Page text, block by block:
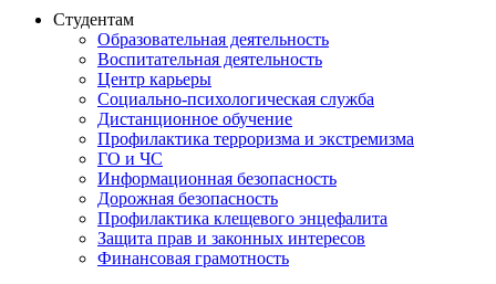
Студентам
Образовательная деятельность
Воспитательная деятельность
Центр карьеры
Социально-психологическая служба
Дистанционное обучение
Профилактика терроризма и экстремизма
ГО и ЧС
Информационная безопасность
Дорожная безопасность
Профилактика клещевого энцефалита
Защита прав и законных интересов
Финансовая грамотность